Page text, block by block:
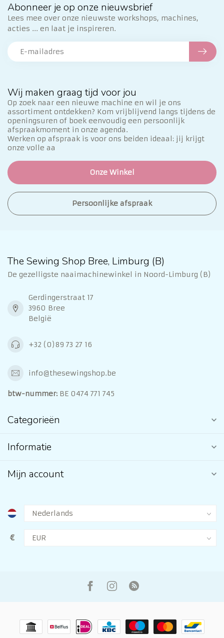
Wij maken graag tijd voor jou
Op zoek naar een nieuwe machine en wil je ons
assortiment ontdekken? Kom vrijblijvend langs tijdens de
openingsuren of boek eenvoudig een persoonlijk
afspraakmoment in onze agenda.
Werken op afspraak is voor ons beiden ideaal: jij krijgt
onze volle aa
Onze Winkel
Persoonlijke afspraak
Abonneer je op onze nieuwsbrief
Lees mee over onze nieuwste workshops, machines,
acties ... en laat je inspireren.
The Sewing Shop Bree, Limburg (B)
De gezelligste naaimachinewinkel in Noord-Limburg (B)
Gerdingerstraat 17
3960 Bree
België
+32 (0)89 73 27 16
info@thesewingshop.be
btw-nummer: BE 0474 771 745
Categorieën
Informatie
Mijn account
€